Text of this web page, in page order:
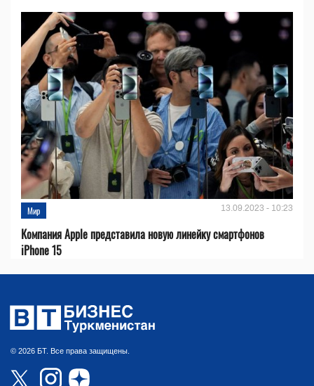
Мир 13.09.2023 - 10:23
Компания Apple представила новую линейку смартфонов
iPhone 15
© 2026 БТ. Все права защищены.